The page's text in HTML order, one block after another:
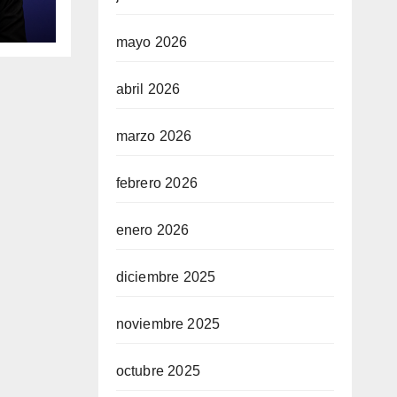
de
mayo 2026
abril 2026
marzo 2026
febrero 2026
enero 2026
diciembre 2025
noviembre 2025
octubre 2025